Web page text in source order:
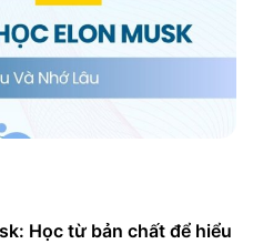
Học từ bản chất để hiểu